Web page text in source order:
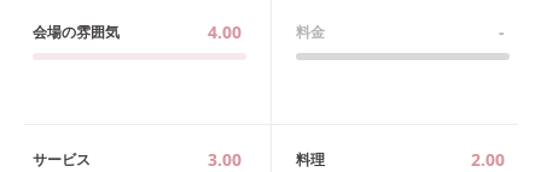
会場の雰囲気 4.00 料金 -
サービス 3.00 料理 2.00